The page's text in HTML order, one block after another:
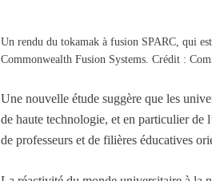
Un rendu du tokamak à fusion SPARC, qui
Commonwealth Fusion Systems. Crédit :
Une nouvelle étude suggère que les
de haute technologie, et en particulier de
de professeurs et de filières éducatives